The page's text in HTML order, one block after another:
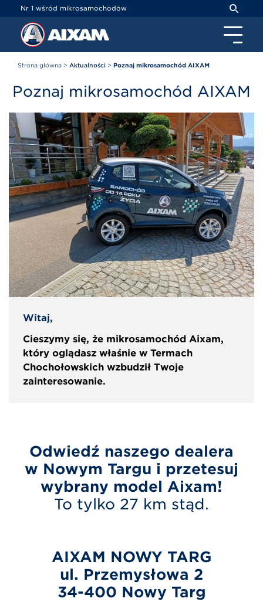
Nr 1 wśród mikrosamochodów
Strona główna > Aktualności > Poznaj mikrosamochód AIXAM
Poznaj mikrosamochód AIXAM
Witaj,
Cieszymy się, że mikrosamochód Aixam,
który oglądasz właśnie w Termach
Chochołowskich wzbudził Twoje
zainteresowanie.
Odwiedź naszego dealera
w Nowym Targu i przetesuj
wybrany model Aixam!
To tylko 27 km stąd.
AIXAM NOWY TARG
ul. Przemysłowa 2
34-400 Nowy Targ
Panel zarządzania plikami cookies